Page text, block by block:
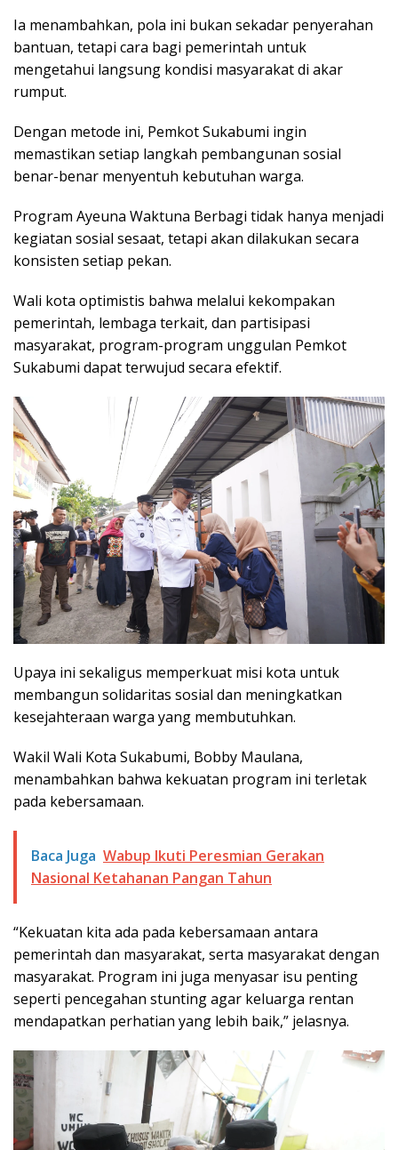
Ia menambahkan, pola ini bukan sekadar penyerahan
bantuan, tetapi cara bagi pemerintah untuk
mengetahui langsung kondisi masyarakat di akar
rumput.
Dengan metode ini, Pemkot Sukabumi ingin
memastikan setiap langkah pembangunan sosial
benar-benar menyentuh kebutuhan warga.
Program Ayeuna Waktuna Berbagi tidak hanya menjadi
kegiatan sosial sesaat, tetapi akan dilakukan secara
konsisten setiap pekan.
Wali kota optimistis bahwa melalui kekompakan
pemerintah, lembaga terkait, dan partisipasi
masyarakat, program-program unggulan Pemkot
Sukabumi dapat terwujud secara efektif.
Upaya ini sekaligus memperkuat misi kota untuk
membangun solidaritas sosial dan meningkatkan
kesejahteraan warga yang membutuhkan.
Wakil Wali Kota Sukabumi, Bobby Maulana,
menambahkan bahwa kekuatan program ini terletak
pada kebersamaan.
Baca Juga Wabup Ikuti Peresmian Gerakan
Nasional Ketahanan Pangan Tahun
“Kekuatan kita ada pada kebersamaan antara
pemerintah dan masyarakat, serta masyarakat dengan
masyarakat. Program ini juga menyasar isu penting
seperti pencegahan stunting agar keluarga rentan
mendapatkan perhatian yang lebih baik,” jelasnya.